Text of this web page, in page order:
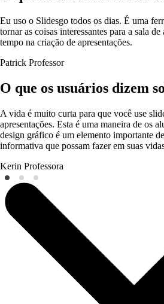
Eu uso o Slidesgo todos os dias. É uma
tornar as coisas interessantes para a sala
tempo na criação de apresentações.
Patrick Professor
O que os usuários dizem
A vida é muito curta para que você use
apresentações. Esta é uma maneira de os
design gráfico é um elemento importante
informativa que possam fazer em suas
Kerin Professora